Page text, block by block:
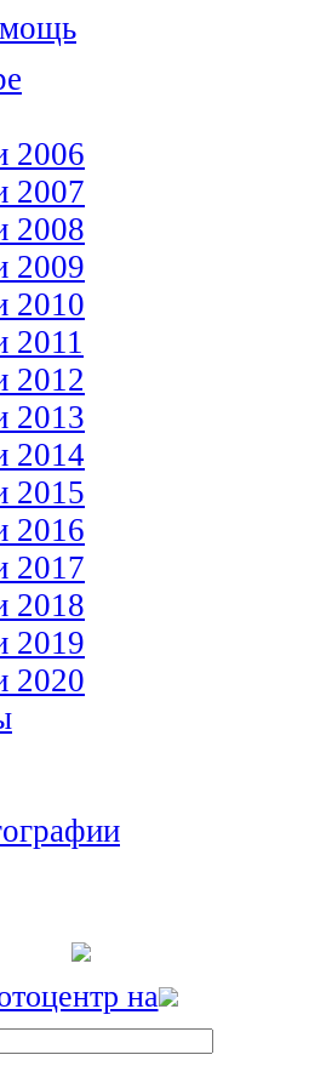
2006
2007
2008
2009
2010
2011
2012
2013
2014
2015
2016
2017
2018
2019
2020
на